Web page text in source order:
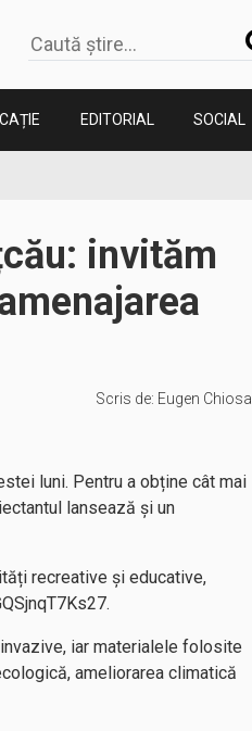
EDITORIAL SOCIAL
invităm
Scris de: Eugen Chiosa
luni. Pentru a obține cât mai
lansează și un
recreative și educative,
iar materialele folosite
ameliorarea climatică